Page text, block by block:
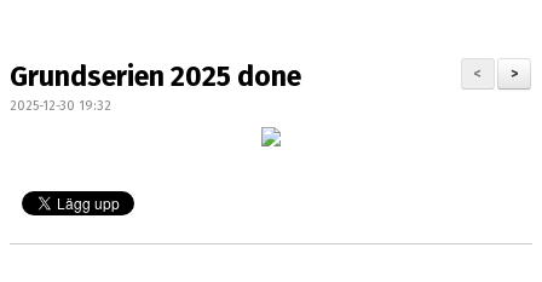
BILDGALLERI
KONTAKT
>
<
Grundserien 2025 done
2025-12-30 19:32